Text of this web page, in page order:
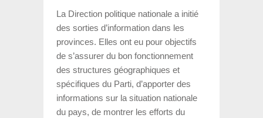
La Direction politique nationale a initié
des sorties d’information dans les
provinces. Elles ont eu pour objectifs
de s’assurer du bon fonctionnement
des structures géographiques et
spécifiques du Parti, d’apporter des
informations sur la situation nationale
du pays, de montrer les efforts du